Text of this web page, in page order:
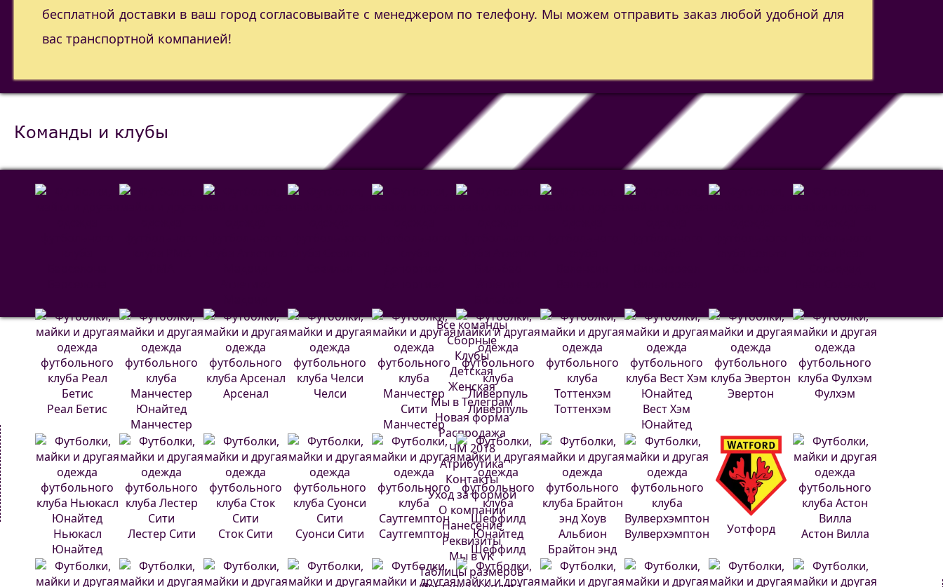
бесплатной доставки в ваш город согласовывайте с менеджером по телефону. Мы можем отправить заказ любой удобной для
вас транспортной компанией!
Команды и клубы
Реал Бетис
Манчестер
Юнайтед
Арсенал
Челси
Манчестер
Сити
Ливерпуль Тоттенхэм
Вест Хэм
Юнайтед
Эвертон Фулхэм
Ньюкасл
Юнайтед
Лестер Сити Сток Сити Суонси Сити
Саутгемптон
Шеффилд
Юнайтед
Брайтон энд
Хоув Альбион
Вулверхэмптон Уотфорд Астон Вилла
Все команды
Сборные
Клубы
Детская
Женская
Мы в Телеграм
Новая форма
Распродажа
ЧМ 2018
Атрибутика
Контакты
Уход за формой
О компании
Нанесение
Реквизиты
Мы в VK
Таблицы размеров